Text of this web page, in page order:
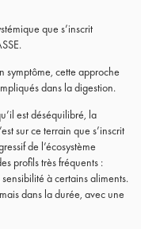
que s’inscrit
symptôme, cette approche
dans la digestion.
est déséquilibré, la
sur ce terrain que s’inscrit
de l’écosystème
profils très fréquents :
à certains aliments.
dans la durée, avec une